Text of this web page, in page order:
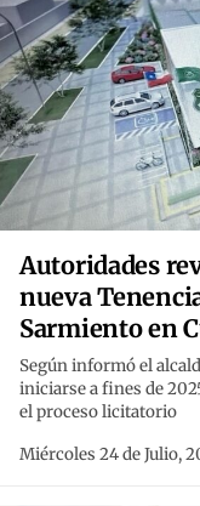
Autoridades
nueva
Sarmiento en
Según informó el
iniciarse a fines de
el proceso licitatorio
Miércoles 24 de Julio,